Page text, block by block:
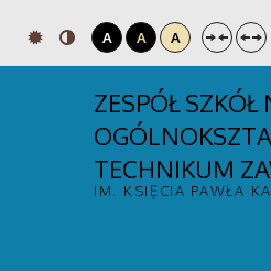
A A A
ZESPÓŁ SZKÓŁ
TECHNIKUM
IM. KSIĘCIA PAWŁA